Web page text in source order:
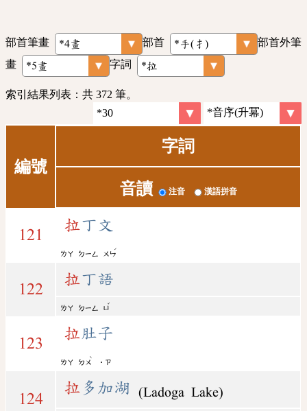
部首筆畫 部首
部首外筆
畫
字詞
索引結果列表：共 372 筆。
編號
字詞
音讀 注音 漢語拼音
121
拉丁文
ㄌㄚ ㄉㄧㄥ ㄨㄣ
ˊ
122
拉丁語
ㄌㄚ ㄉㄧㄥ ㄩ
ˇ
123
拉肚子
ㄌㄚ ㄉㄨ
ˋ
˙ㄗ
124
拉 多加湖 (Ladoga Lake)